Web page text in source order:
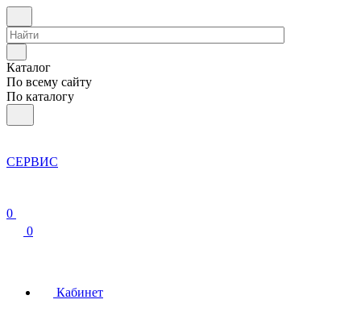
Каталог
По всему сайту
По каталогу
СЕРВИС
0
0
Кабинет